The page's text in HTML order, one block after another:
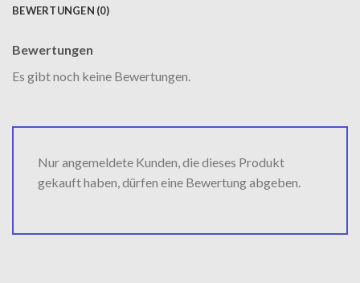
BEWERTUNGEN (0)
Bewertungen
Es gibt noch keine Bewertungen.
Nur angemeldete Kunden, die dieses Produkt
gekauft haben, dürfen eine Bewertung abgeben.